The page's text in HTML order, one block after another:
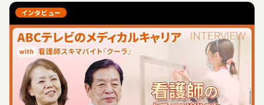
インタビュー